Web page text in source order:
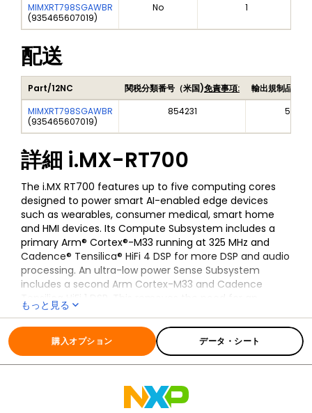
MIMXRT798SGAWBR
(935465607019)
No 1
配送
Part/12NC 関税分類番号（米国)免責事項:
輸出規制品目
MIMXRT798SGAWBR
(935465607019)
854231
詳細 i.MX-RT700
The i.MX RT700 features up to five computing cores
designed to power smart AI-enabled edge devices
such as wearables, consumer medical, smart home
and HMI devices. Its Compute Subsystem includes a
primary Arm® Cortex®-M33 running at 325 MHz and
Cadence® Tensilica® HiFi 4 DSP for more DSP and audio
processing. An ultra-low power Sense Subsystem
includes a second Arm Cortex-M33 and Cadence
Tensilica HiFi 1 DSP. This removes the need for an
external sensor hub reducing system design
complexity, footprint and BOM costs. i.MX RT700
includes NXP'seIQ® Neutron NPU
accelerating AI
workloads by up to 172x and integrates up to 7.5 MB of
onboard SRAM.
The i.MX RT700 is supported by the
, which includes an SDK, a choice
もっと見る
全ての情報 i.MX-RT700
購入オプション データ・シート